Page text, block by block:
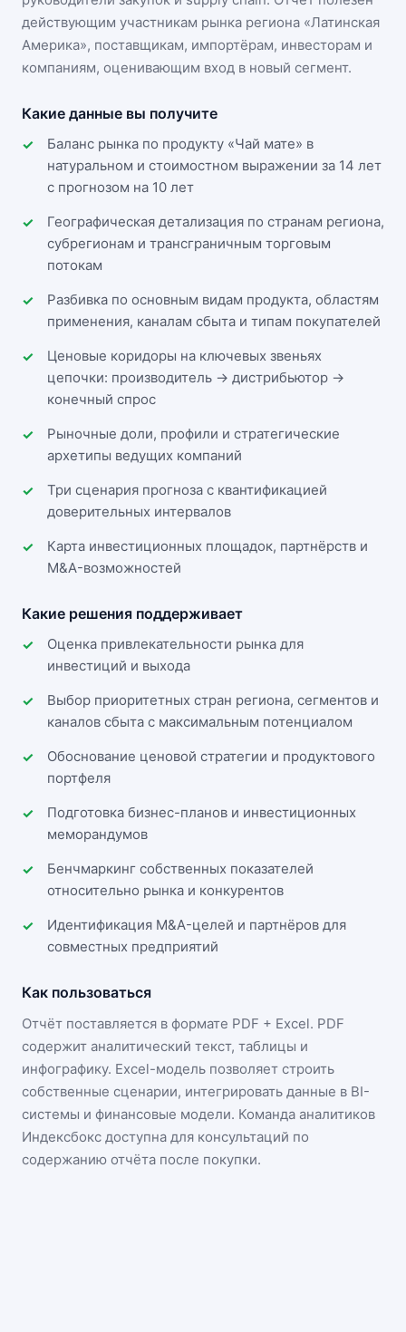
действующим участникам рынка региона «Латинская
Америка», поставщикам, импортёрам, инвесторам и
компаниям, оценивающим вход в новый сегмент.
Какие данные вы получите
Баланс рынка по продукту «Чай мате» в
натуральном и стоимостном выражении за 14 лет
с прогнозом на 10 лет
Географическая детализация по странам региона,
субрегионам и трансграничным торговым
потокам
Разбивка по основным видам продукта, областям
применения, каналам сбыта и типам покупателей
Ценовые коридоры на ключевых звеньях
цепочки: производитель → дистрибьютор →
конечный спрос
Рыночные доли, профили и стратегические
архетипы ведущих компаний
Три сценария прогноза с квантификацией
доверительных интервалов
Карта инвестиционных площадок, партнёрств и
M&A-возможностей
Какие решения поддерживает
Оценка привлекательности рынка для
инвестиций и выхода
Выбор приоритетных стран региона, сегментов и
каналов сбыта с максимальным потенциалом
Обоснование ценовой стратегии и продуктового
портфеля
Подготовка бизнес-планов и инвестиционных
меморандумов
Бенчмаркинг собственных показателей
относительно рынка и конкурентов
Идентификация M&A-целей и партнёров для
совместных предприятий
Как пользоваться
Отчёт поставляется в формате PDF + Excel. PDF
содержит аналитический текст, таблицы и
инфографику. Excel-модель позволяет строить
собственные сценарии, интегрировать данные в BI-
системы и финансовые модели. Команда аналитиков
Индексбокс доступна для консультаций по
содержанию отчёта после покупки.